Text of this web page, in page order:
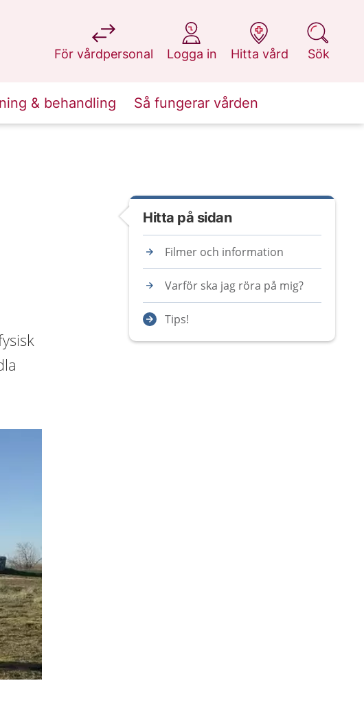
För vårdpersonal
på 1177.se
Logga in
på 1177.se
Hitta vård
på 1177.se
Sök
på 1177.se
& behandling Så fungerar vården
Hitta på sidan
Filmer och information
Varför ska jag röra på mig?
Tips!